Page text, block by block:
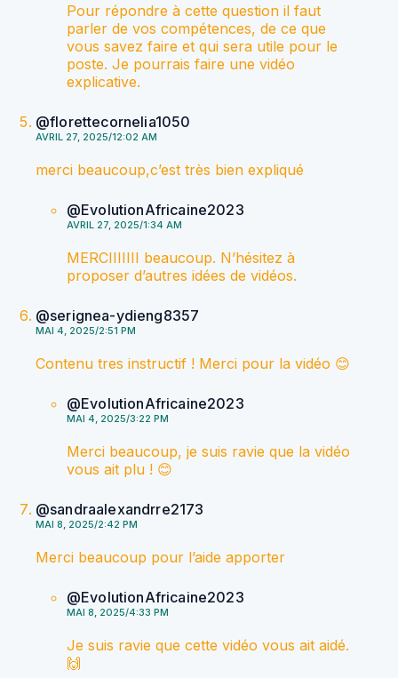
Pour répondre à cette question il faut
parler de vos compétences, de ce que
vous savez faire et qui sera utile pour le
poste. Je pourrais faire une vidéo
explicative.
@florettecornelia1050
AVRIL 27, 2025/12:02 AM
merci beaucoup,c’est très bien expliqué
@EvolutionAfricaine2023
AVRIL 27, 2025/1:34 AM
MERCIIIIIII beaucoup. N’hésitez à
proposer d’autres idées de vidéos.
@serignea-ydieng8357
MAI 4, 2025/2:51 PM
Contenu tres instructif ! Merci pour la vidéo 😊
@EvolutionAfricaine2023
MAI 4, 2025/3:22 PM
Merci beaucoup, je suis ravie que la vidéo
vous ait plu ! 😊
@sandraalexandrre2173
MAI 8, 2025/2:42 PM
Merci beaucoup pour l’aide apporter
@EvolutionAfricaine2023
MAI 8, 2025/4:33 PM
Je suis ravie que cette vidéo vous ait aidé.
🙌